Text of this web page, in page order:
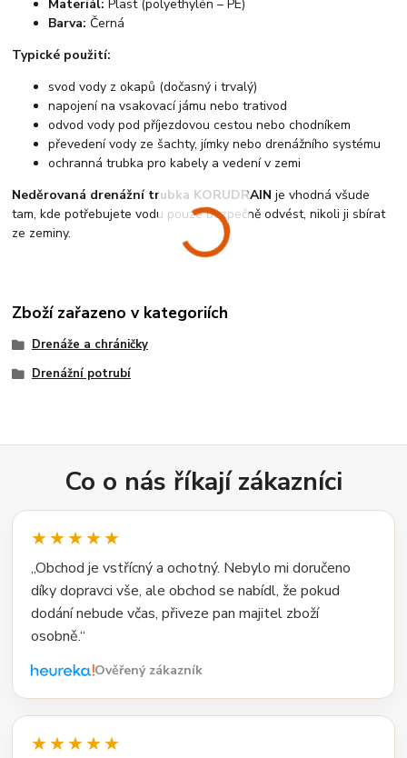
Materiál: Plast (polyethylén – PE)
Barva: Černá
Typické použití:
svod vody z okapů (dočasný i trvalý)
napojení na vsakovací jámu nebo trativod
odvod vody pod příjezdovou cestou nebo chodníkem
převedení vody ze šachty, jímky nebo drenážního systému
ochranná trubka pro kabely a vedení v zemi
Neděrovaná drenážní trubka KORUDRAIN je vhodná všude
tam, kde potřebujete vodu pouze bezpečně odvést, nikoli ji sbírat
ze zeminy.
Zboží zařazeno v kategoriích
Drenáže a chráničky
Drenážní potrubí
Co o nás říkají zákazníci
★★★★★
„Obchod je vstřícný a ochotný. Nebylo mi doručeno
díky dopravci vše, ale obchod se nabídl, že pokud
dodání nebude včas, přiveze pan majitel zboží
osobně.“
Ověřený zákazník
★★★★★